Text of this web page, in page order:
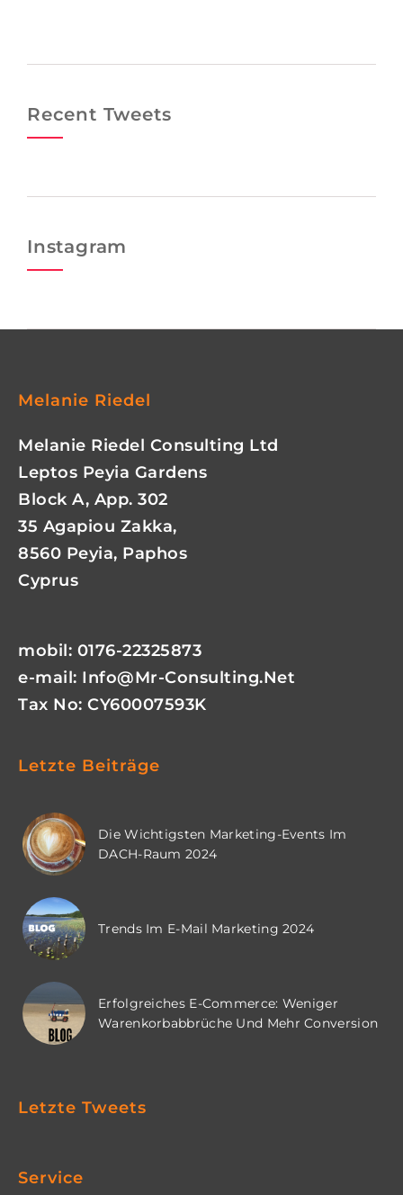
Recent Tweets
Instagram
Melanie Riedel
Melanie Riedel Consulting Ltd
Leptos Peyia Gardens
Block A, App. 302
35 Agapiou Zakka,
8560 Peyia, Paphos
Cyprus
mobil: 0176-22325873
e-mail: Info@mr-Consulting.net
Tax No: CY60007593K
Letzte Beiträge
Die Wichtigsten Marketing-Events Im
DACH-Raum 2024
Trends Im E-Mail Marketing 2024
Erfolgreiches E-Commerce: Weniger
Warenkorbabbrüche Und Mehr Conversion
Letzte Tweets
Service